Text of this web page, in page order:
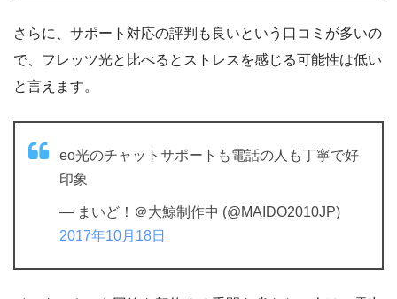
さらに、サポート対応の評判も良いという口コミが多いの
で、フレッツ光と比べるとストレスを感じる可能性は低い
と言えます。
eo光のチャットサポートも電話の人も丁寧で好
印象
— まいど！＠大鯨制作中 (@MAIDO2010JP)
2017年10月18日